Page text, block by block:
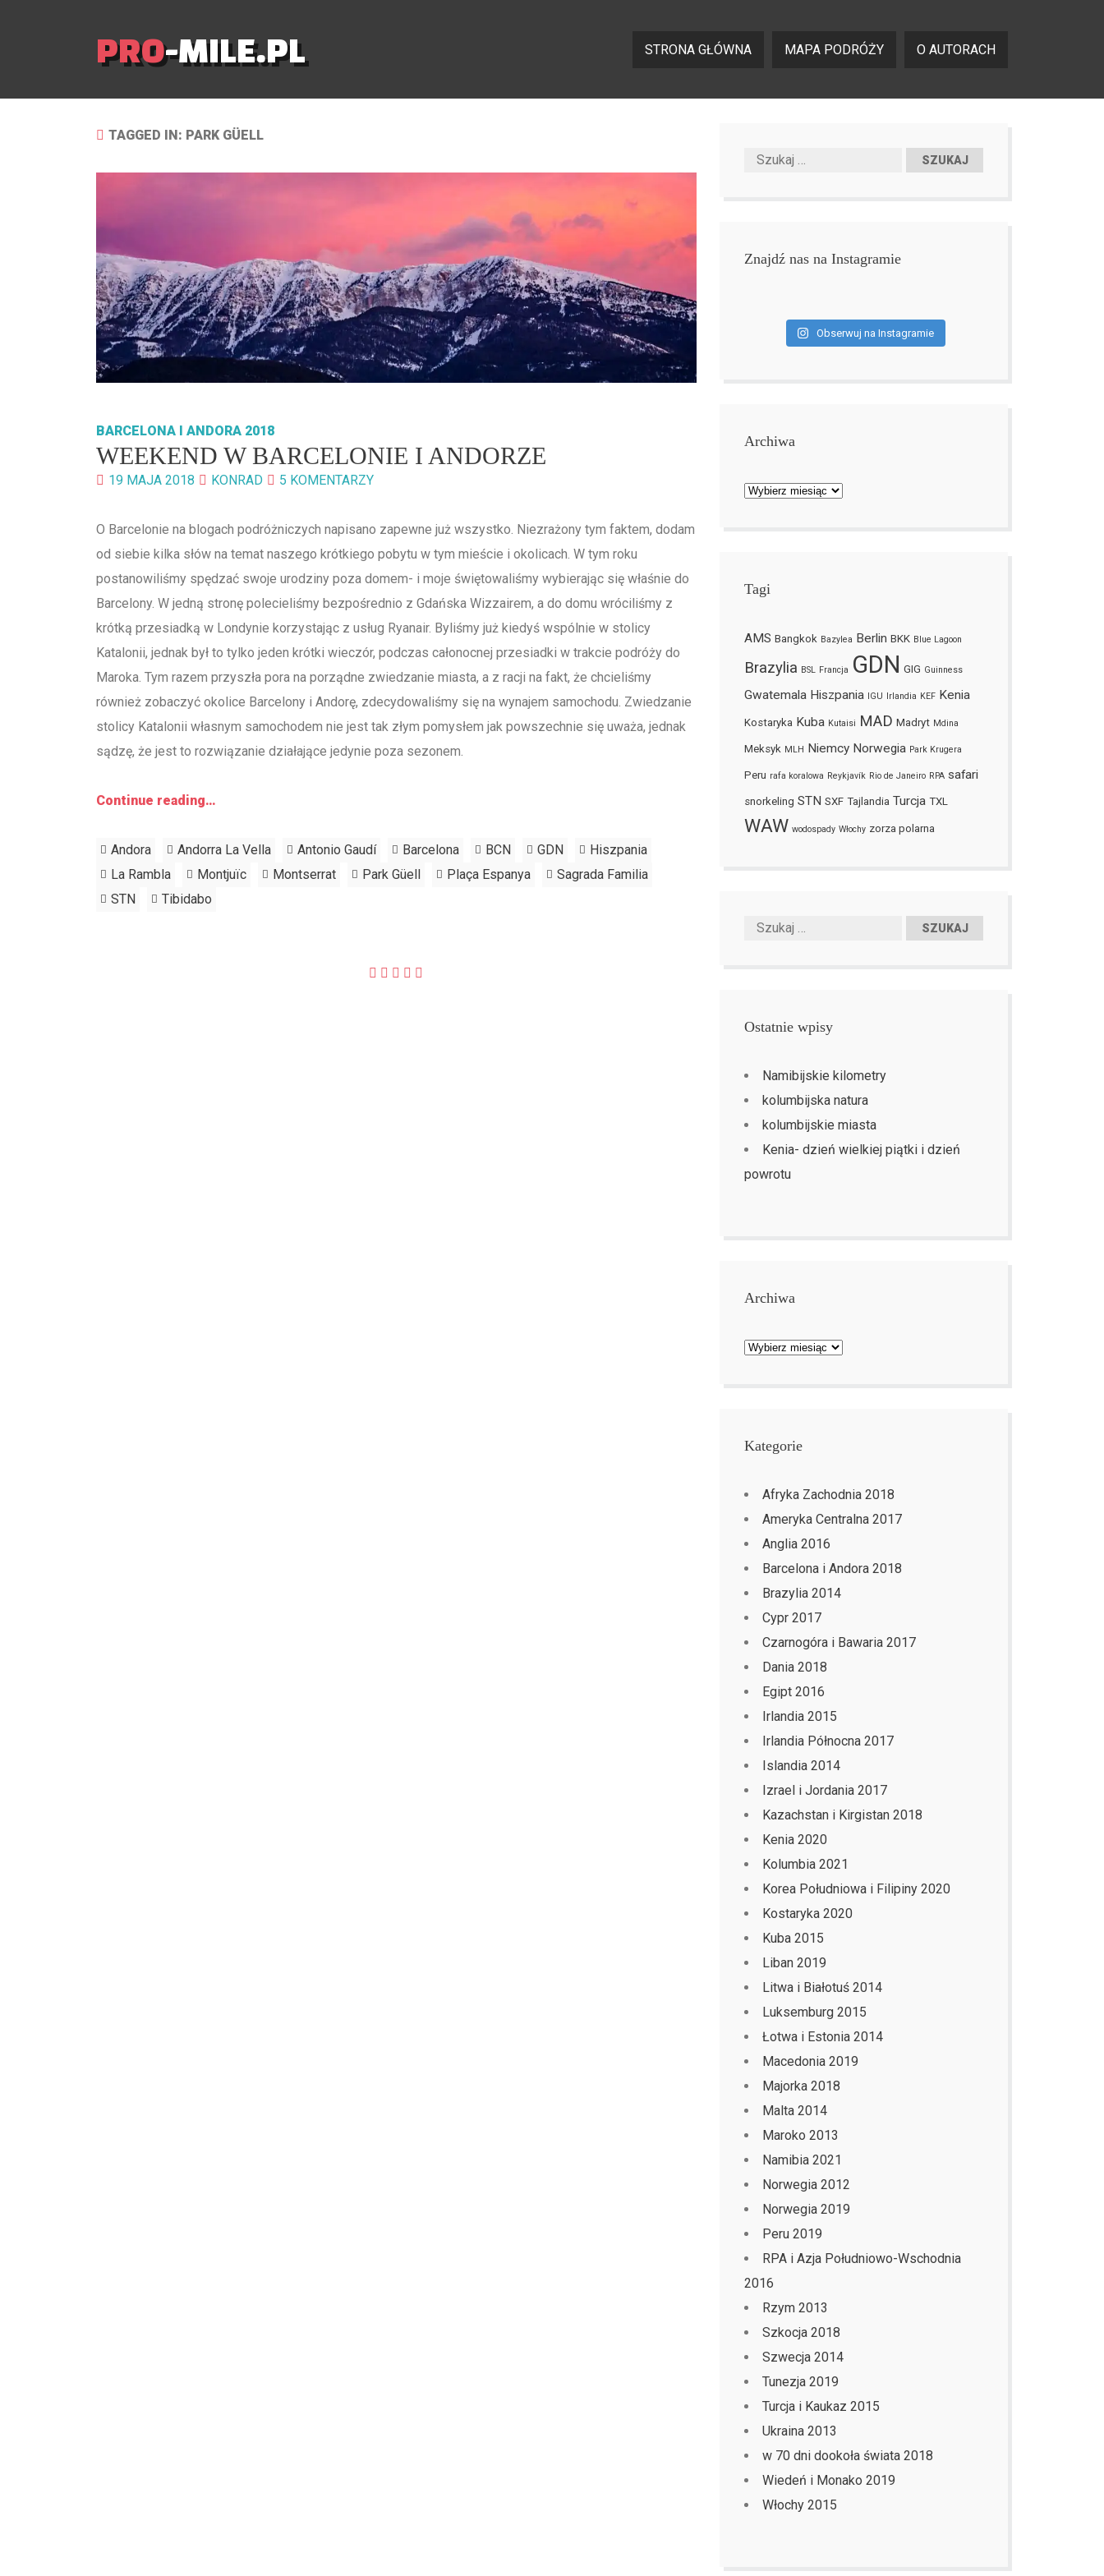
PRO-MILE.PL STRONA GŁÓWNA MAPA PODRÓŻY O AUTORACH
TAGGED IN: PARK GÜELL
BARCELONA I ANDORA 2018
WEEKEND W BARCELONIE I ANDORZE
19 MAJA 2018 KONRAD 5 KOMENTARZY
O Barcelonie na blogach podróżniczych napisano zapewne już wszystko. Niezrażony tym faktem, dodam
od siebie kilka słów na temat naszego krótkiego pobytu w tym mieście i okolicach. W tym roku
postanowiliśmy spędzać swoje urodziny poza domem- i moje świętowaliśmy wybierając się właśnie do
Barcelony. W jedną stronę polecieliśmy bezpośrednio z Gdańska Wizzairem, a do domu wróciliśmy z
krótką przesiadką w Londynie korzystając z usług Ryanair. Byliśmy już kiedyś wspólnie w stolicy
Katalonii, jednak był to tylko jeden krótki wieczór, podczas całonocnej przesiadki w trakcie podróży do
Maroka. Tym razem przyszła pora na porządne zwiedzanie miasta, a z racji na fakt, że chcieliśmy
również zobaczyć okolice Barcelony i Andorę, zdecydowaliśmy się na wynajem samochodu. Zwiedzanie
stolicy Katalonii własnym samochodem nie jest tak złym pomysłem jak powszechnie się uważa, jednak
sądzę, że jest to rozwiązanie działające jedynie poza sezonem.
Continue reading…
Andora Andorra La Vella Antonio Gaudí Barcelona BCN GDN
Hiszpania
La Rambla
Montjuïc Montserrat Park Güell Plaça Espanya
Sagrada Familia
STN
Tibidabo
Znajdź nas na Instagramie
Obserwuj na Instagramie
Archiwa
Archiwa
Tagi
AMS Bangkok Bazylea Berlin BKK Blue Lagoon
Brazylia BSL Francja GDN GIG Guinness
Gwatemala Hiszpania IGU Irlandia KEF Kenia
Kostaryka Kuba Kutaisi MAD Madryt Mdina
Meksyk MLH Niemcy Norwegia Park Krugera
Peru rafa koralowa Reykjavík Rio de Janeiro RPA safari
snorkeling STN SXF Tajlandia Turcja TXL
WAW wodospady Włochy zorza polarna
Ostatnie wpisy
Namibijskie kilometry
kolumbijska natura
kolumbijskie miasta
Kenia- dzień wielkiej piątki i dzień
powrotu
Archiwa
Archiwa
Kategorie
Afryka Zachodnia 2018
Ameryka Centralna 2017
Anglia 2016
Barcelona i Andora 2018
Brazylia 2014
Cypr 2017
Czarnogóra i Bawaria 2017
Dania 2018
Egipt 2016
Irlandia 2015
Irlandia Północna 2017
Islandia 2014
Izrael i Jordania 2017
Kazachstan i Kirgistan 2018
Kenia 2020
Kolumbia 2021
Korea Południowa i Filipiny 2020
Kostaryka 2020
Kuba 2015
Liban 2019
Litwa i Białotuś 2014
Luksemburg 2015
Łotwa i Estonia 2014
Macedonia 2019
Majorka 2018
Malta 2014
Maroko 2013
Namibia 2021
Norwegia 2012
Norwegia 2019
Peru 2019
RPA i Azja Południowo-Wschodnia
2016
Rzym 2013
Szkocja 2018
Szwecja 2014
Tunezja 2019
Turcja i Kaukaz 2015
Ukraina 2013
w 70 dni dookoła świata 2018
Wiedeń i Monako 2019
Włochy 2015